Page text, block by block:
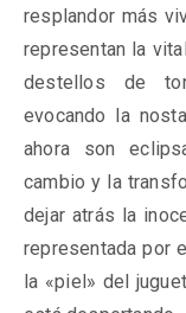
resplandor más
representan la
destellos de
evocando la
ahora son
cambio y la
dejar atrás la
representada por
la «piel» del